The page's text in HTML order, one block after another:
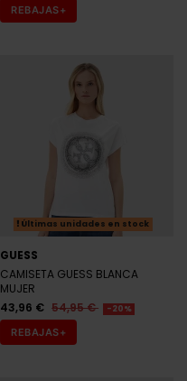
REBAJAS+
Últimas unidades en stock
GUESS
CAMISETA GUESS BLANCA
MUJER
43,96 € 54,95 € -20%
REBAJAS+